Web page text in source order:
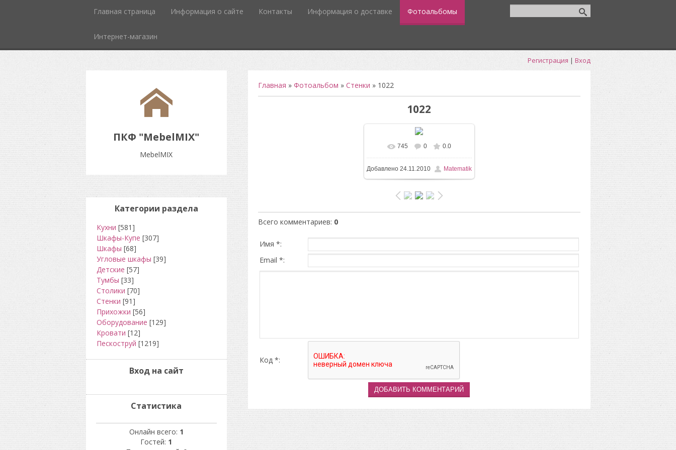
Главная страница Информация о сайте Контакты Информация о доставке Фотоальбомы
Интернет-магазин
Регистрация | Вход
ПКФ "MebelMIX"
MebelMIX
Главная » Фотоальбом » Стенки » 1022
1022
В реальном размере 480x640
/ 74.9Kb
745 0 0.0
Добавлено24.11.2010 Matematik
Всего комментариев: 0
Имя *:
Email *:
Код *:
Категории раздела
Кухни [581]
Шкафы-Купе [307]
Шкафы [68]
Угловые шкафы [39]
Детские [57]
Тумбы [33]
Столики [70]
Стенки [91]
Прихожки [56]
Оборудование [129]
Кровати [12]
Пескоструй [1219]
Вход на сайт
Статистика
Онлайн всего: 1
Гостей: 1